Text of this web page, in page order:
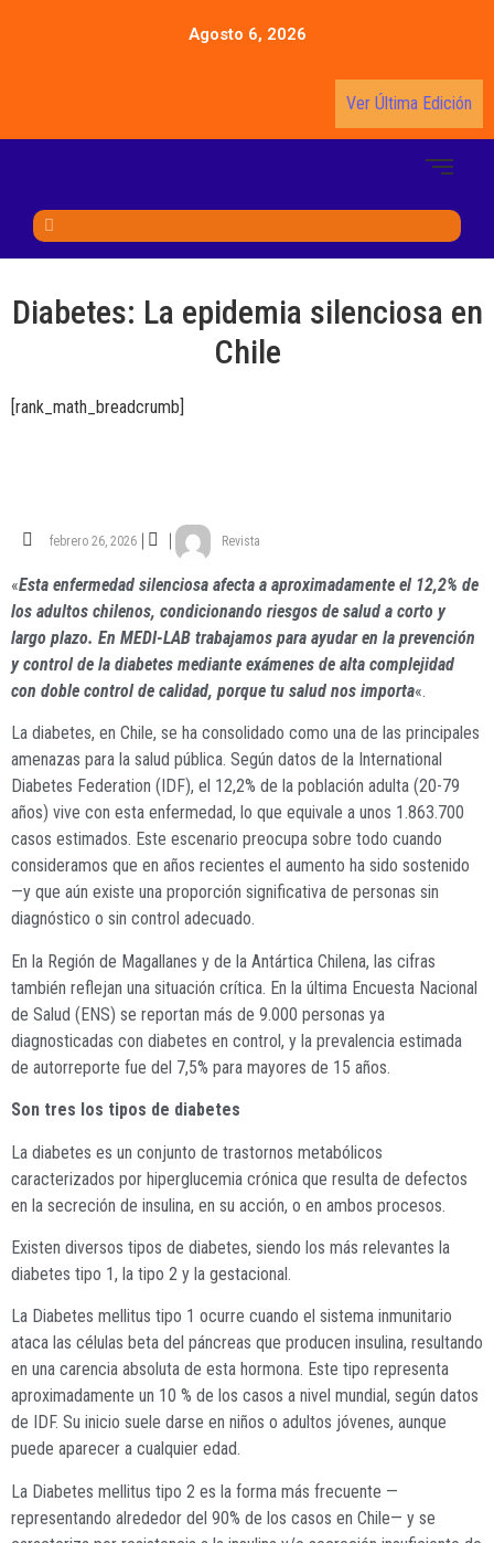
Agosto 6, 2026
Ver Última Edición
Diabetes: La epidemia silenciosa en
Chile
[rank_math_breadcrumb]
febrero 26, 2026 Revista
«Esta enfermedad silenciosa afecta a aproximadamente el 12,2% de
los adultos chilenos, condicionando riesgos de salud a corto y
largo plazo. En MEDI-LAB trabajamos para ayudar en la prevención
y control de la diabetes mediante exámenes de alta complejidad
con doble control de calidad, porque tu salud nos importa«.
La diabetes, en Chile, se ha consolidado como una de las principales
amenazas para la salud pública. Según datos de la International
Diabetes Federation (IDF), el 12,2% de la población adulta (20-79
años) vive con esta enfermedad, lo que equivale a unos 1.863.700
casos estimados. Este escenario preocupa sobre todo cuando
consideramos que en años recientes el aumento ha sido sostenido
—y que aún existe una proporción significativa de personas sin
diagnóstico o sin control adecuado.
En la Región de Magallanes y de la Antártica Chilena, las cifras
también reflejan una situación crítica. En la última Encuesta Nacional
de Salud (ENS) se reportan más de 9.000 personas ya
diagnosticadas con diabetes en control, y la prevalencia estimada
de autorreporte fue del 7,5% para mayores de 15 años.
Son tres los tipos de diabetes
La diabetes es un conjunto de trastornos metabólicos
caracterizados por hiperglucemia crónica que resulta de defectos
en la secreción de insulina, en su acción, o en ambos procesos.
Existen diversos tipos de diabetes, siendo los más relevantes la
diabetes tipo 1, la tipo 2 y la gestacional.
La Diabetes mellitus tipo 1 ocurre cuando el sistema inmunitario
ataca las células beta del páncreas que producen insulina, resultando
en una carencia absoluta de esta hormona. Este tipo representa
aproximadamente un 10 % de los casos a nivel mundial, según datos
de IDF. Su inicio suele darse en niños o adultos jóvenes, aunque
puede aparecer a cualquier edad.
La Diabetes mellitus tipo 2 es la forma más frecuente —
representando alrededor del 90% de los casos en Chile— y se